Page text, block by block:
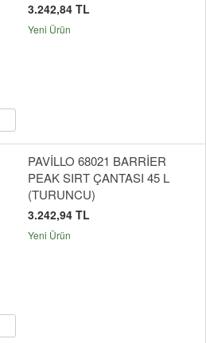
3.242,84 TL
Yeni Ürün
PAVİLLO 68021 BARRİER
PEAK SIRT ÇANTASI 45 L
(TURUNCU)
3.242,94 TL
Yeni Ürün